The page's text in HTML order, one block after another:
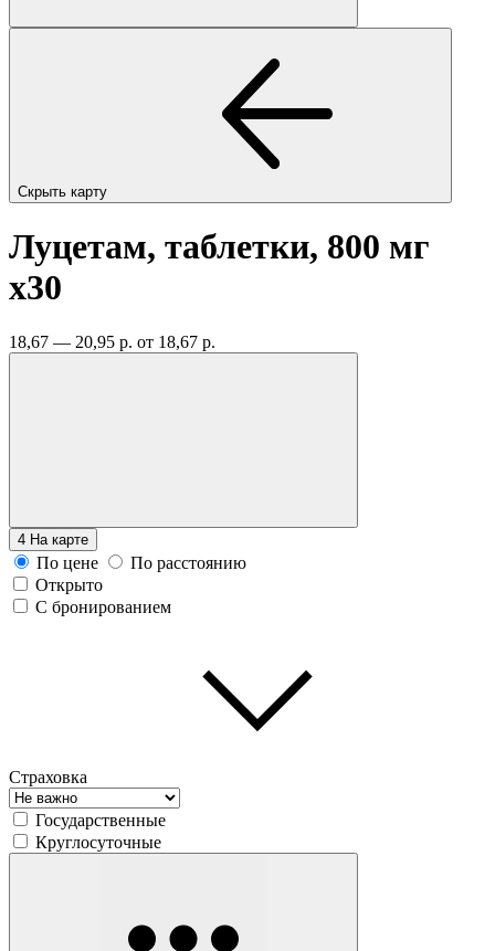
Скрыть карту
Луцетам, таблетки, 800 мг
x30
18,67 — 20,95 р. от 18,67 р.
4 На карте
По цене
По расстоянию
Открыто
С бронированием
Страховка
Государственные
Круглосуточные